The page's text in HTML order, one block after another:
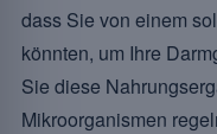
dass Sie von einem
könnten, um Ihre
Sie diese
Mikroorganismen